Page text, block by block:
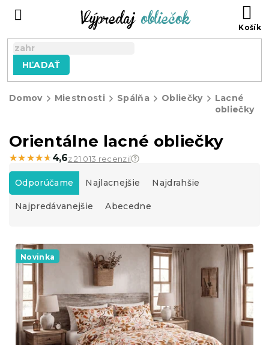
HĽADAŤ
Domov Miestnosti Spálňa Obliečky
Lacné
obliečky
Orientálne lacné obliečky
★★★★★
★★★★★ 4,6z 21 013 recenzií
R
a
d
e
e
p
d
u
k
Odporúčame Najlacnejšie Najdrahšie
Najpredávanejšie Abecedne
V
p
o
Novinka